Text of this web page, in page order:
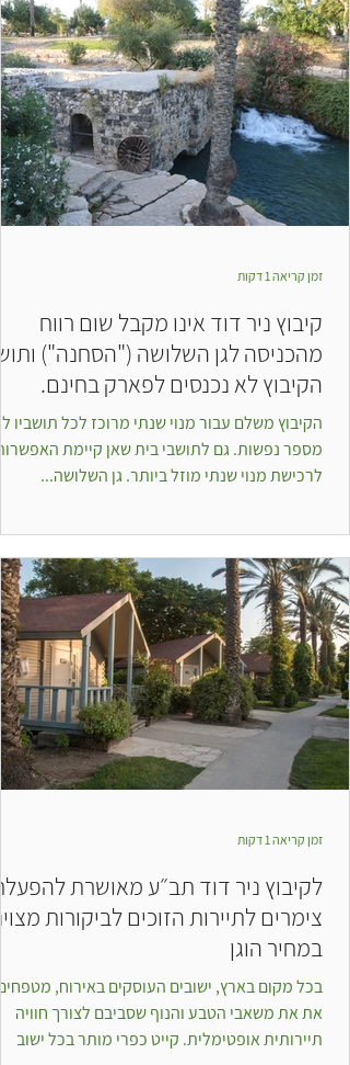
קיבוץ ניר דוד אינו מקבל שום רווח
מהכניסה לגן השלושה ("הסחנה")
הקיבוץ לא נכנסים לפארק בחינם.
הקיבוץ משלם עבור מנוי שנתי מרוכז לכל תושביו
מספר נפשות. גם לתושבי בית שאן קיימת
לרכישת מנוי שנתי מוזל ביותר. גן השלושה...
זמן קריאה 1 דקות
לקיבוץ ניר דוד תב״ע מאושרת
צימרים לתיירות הזוכים לביקורות
במחיר הוגן
בכל מקום בארץ, ישובים העוסקים באירוח,
את את משאבי הטבע והנוף שסביבם לצורך חוויה
תיירותית אופטימלית. קייט כפרי מותר בכל ישוב
זמן קריאה 1 דקות